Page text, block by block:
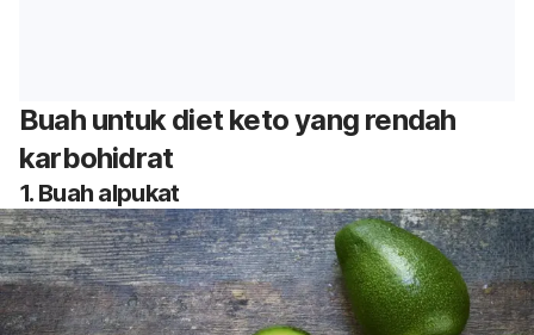
Buah untuk diet keto yang rendah
karbohidrat
1. Buah alpukat